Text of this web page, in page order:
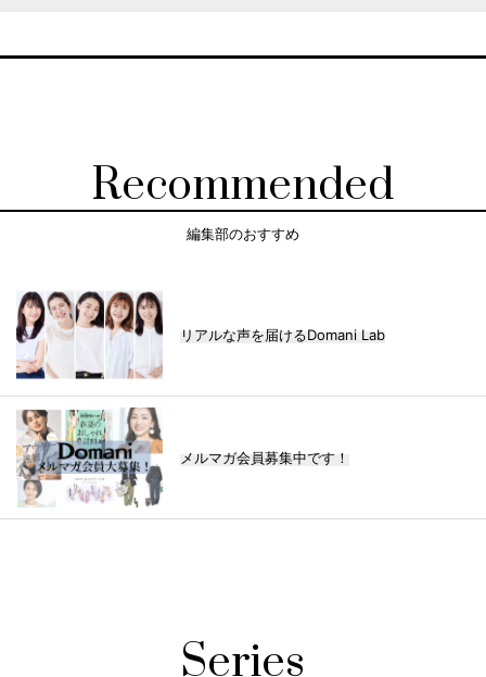
Recommended
編集部のおすすめ
リアルな声を届けるDomani Lab
メルマガ会員募集中です！
Series